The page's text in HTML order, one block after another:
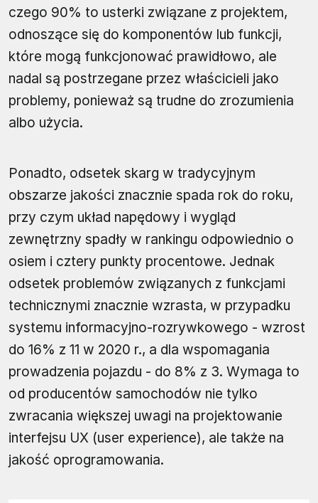
czego 90% to usterki związane z projektem,
odnoszące się do komponentów lub funkcji,
które mogą funkcjonować prawidłowo, ale
nadal są postrzegane przez właścicieli jako
problemy, ponieważ są trudne do zrozumienia
albo użycia.
Ponadto, odsetek skarg w tradycyjnym
obszarze jakości znacznie spada rok do roku,
przy czym układ napędowy i wygląd
zewnętrzny spadły w rankingu odpowiednio o
osiem i cztery punkty procentowe. Jednak
odsetek problemów związanych z funkcjami
technicznymi znacznie wzrasta, w przypadku
systemu informacyjno-rozrywkowego - wzrost
do 16% z 11 w 2020 r., a dla wspomagania
prowadzenia pojazdu - do 8% z 3. Wymaga to
od producentów samochodów nie tylko
zwracania większej uwagi na projektowanie
interfejsu UX (user experience), ale także na
jakość oprogramowania.